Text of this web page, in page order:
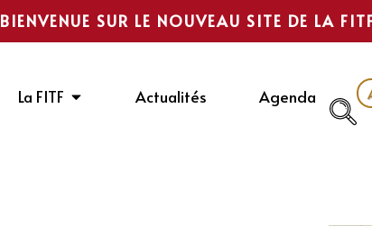
BIENVENUE SUR LE NOUVEAU SITE DE LA
La FITF Actualités
Agenda